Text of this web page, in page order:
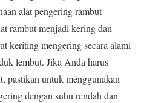
alat pengering rambut
rambut menjadi kering dan
keriting mengering secara alami
lembut. Jika Anda harus
pastikan untuk menggunakan
dengan suhu rendah dan